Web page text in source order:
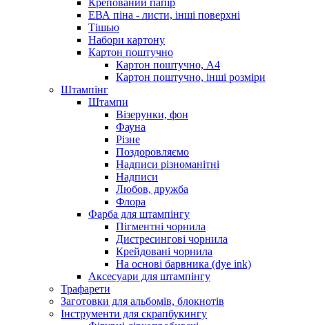
ЕВА піна - листи, інші поверхні
Тішью
Набори картону
Картон поштучно
Картон поштучно, А4
Картон поштучно, інші розміри
Штампінг
Штампи
Візерунки, фон
Фауна
Різне
Поздоровляємо
Надписи різноманітні
Надписи
Любов, дружба
Флора
Фарба для штампінгу
Пігментні чорнила
Дистресингові чорнила
Крейдовані чорнила
На основі барвника (dye ink)
Аксесуари для штампінгу
Трафарети
Заготовки для альбомів, блокнотів
Інструменти для скрапбукингу